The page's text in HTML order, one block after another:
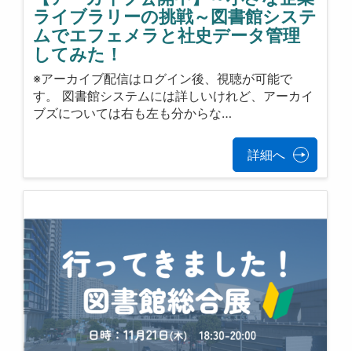
ライブラリーの挑戦～図書館システ
ムでエフェメラと社史データ管理
してみた！
※アーカイブ配信はログイン後、視聴が可能で
す。 図書館システムには詳しいけれど、アーカイ
ブズについては右も左も分からな…
詳細へ